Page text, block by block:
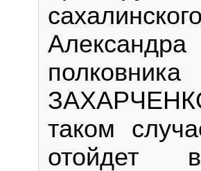
таком
отойдет